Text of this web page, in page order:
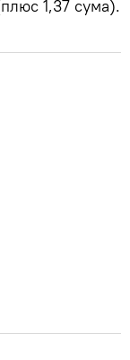
1,37 сума).